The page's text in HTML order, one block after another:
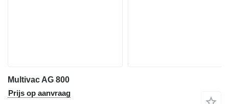
Multivac AG 800
Prijs op aanvraag